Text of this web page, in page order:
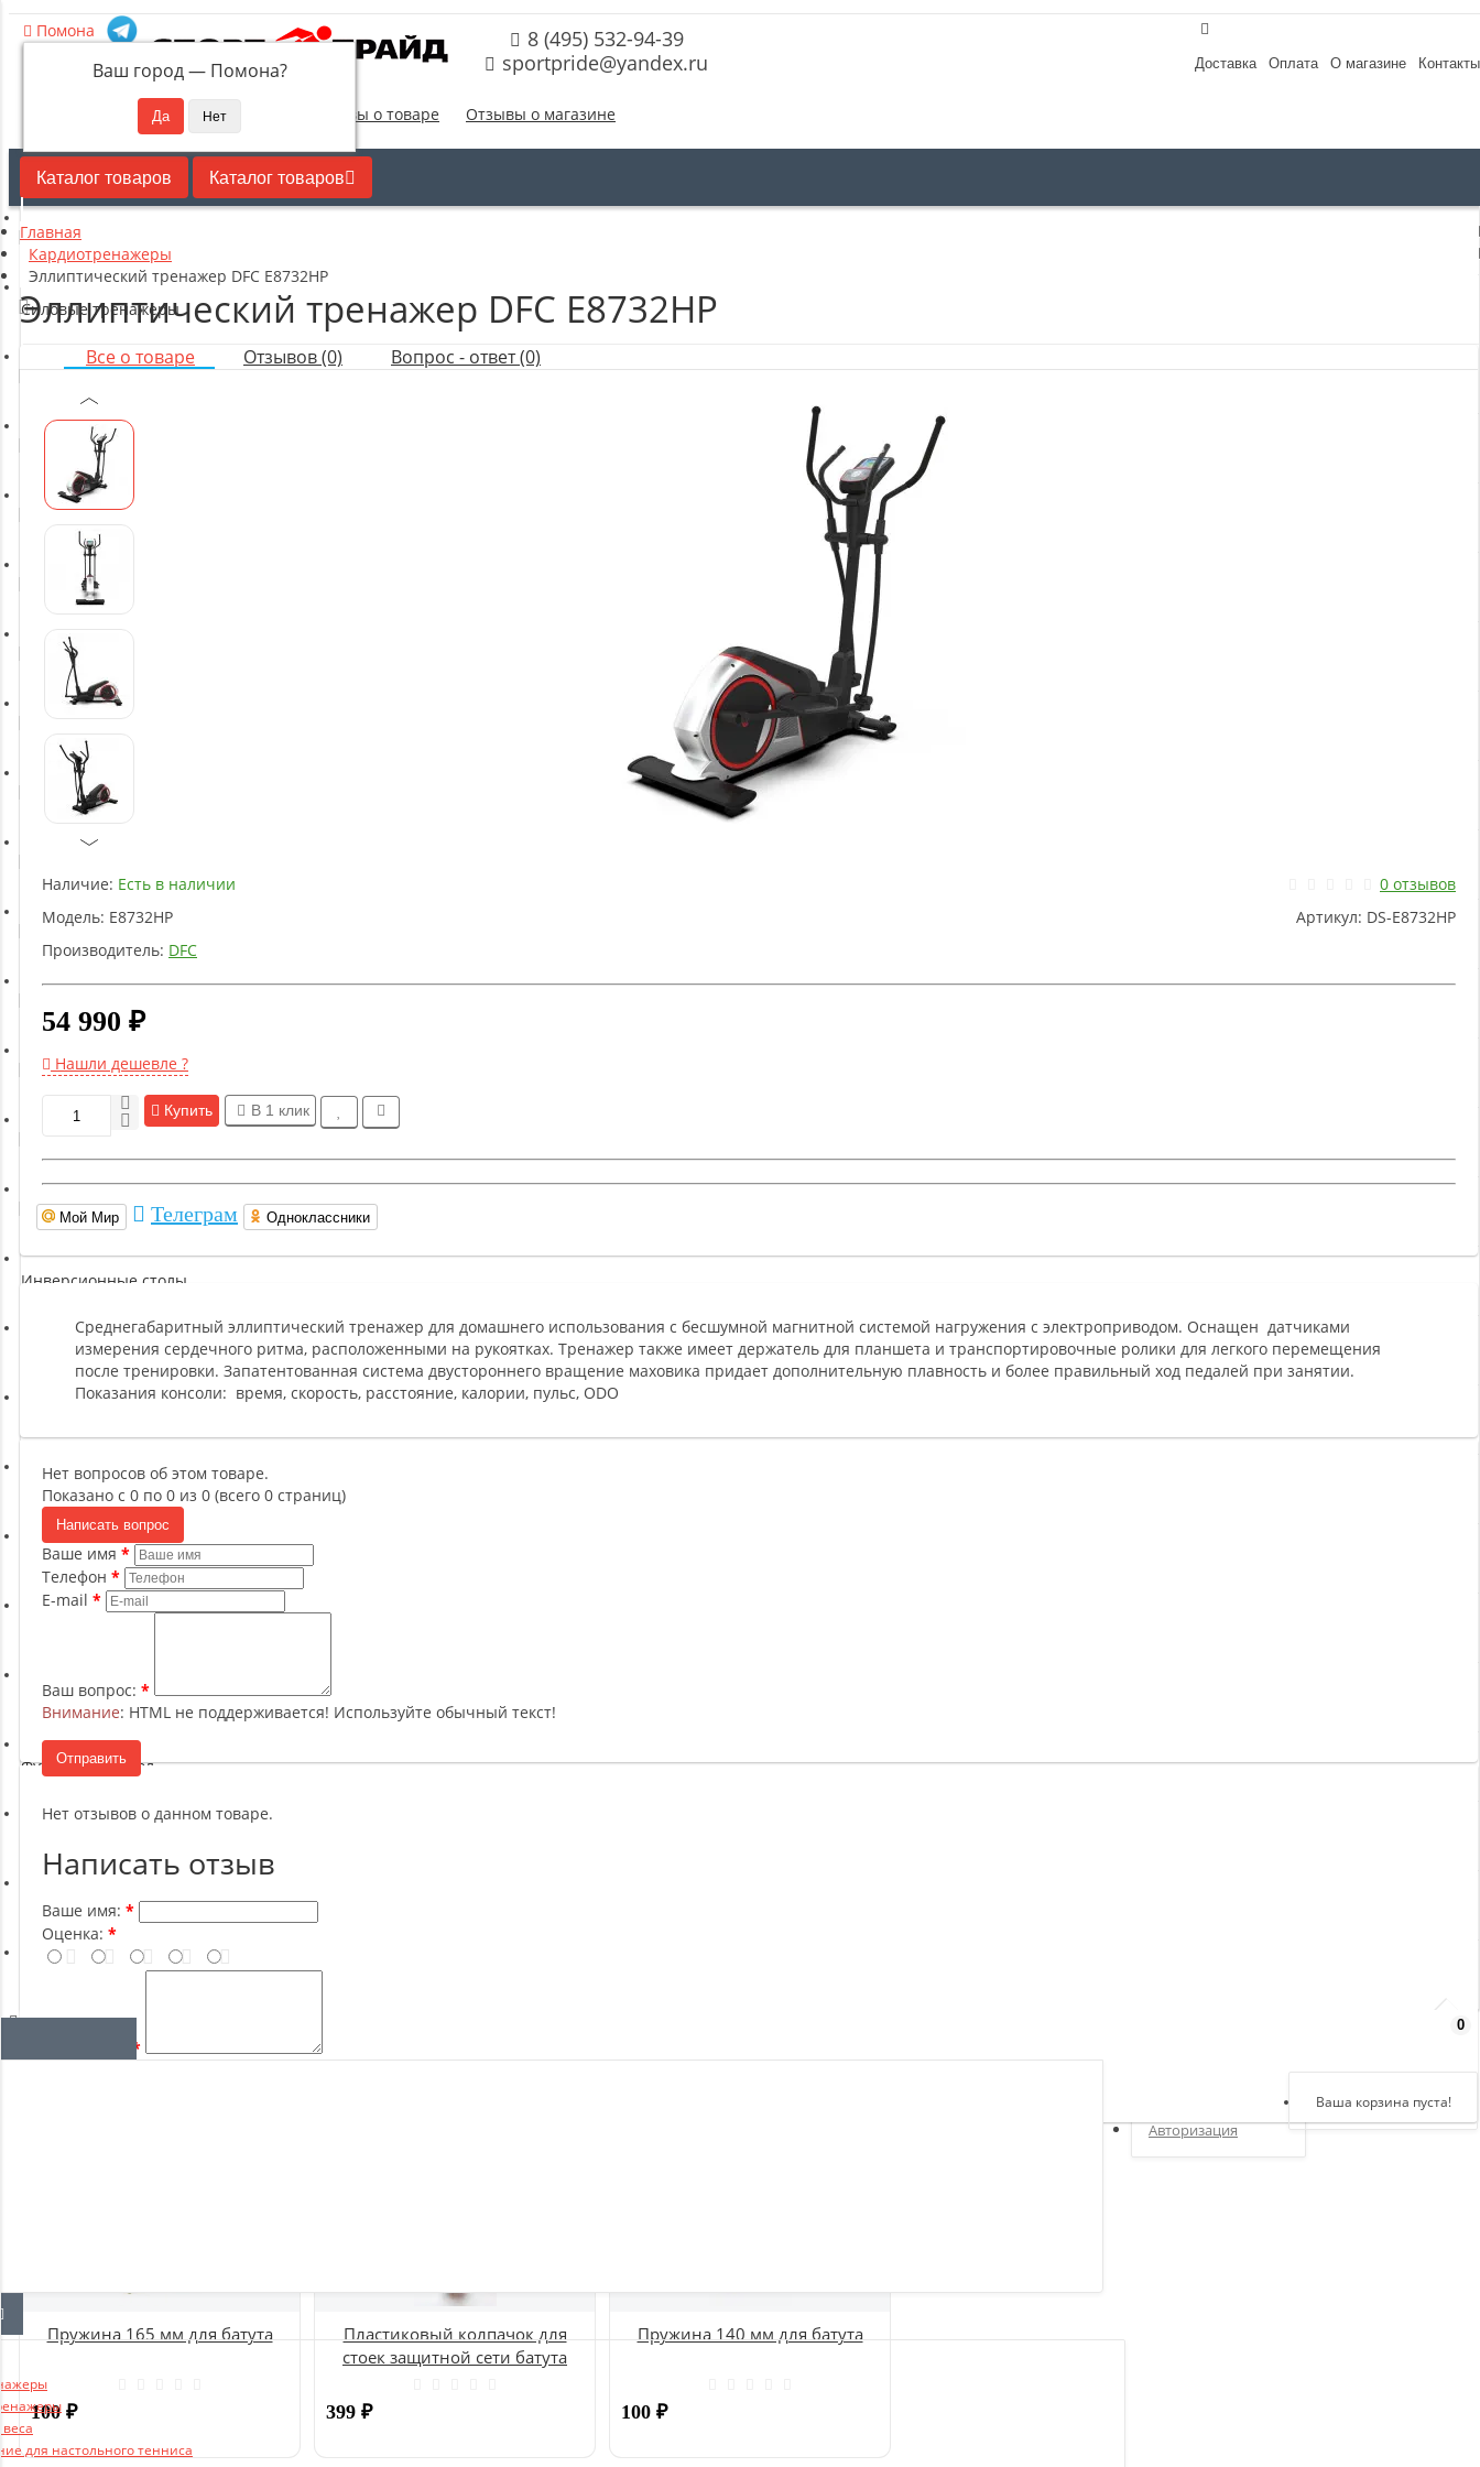
Доставка Оплата О магазине Контакты
Помона
Ваш город — Помона?
8 (495) 532-94-39
sportpride@yandex.ru
Новинки Отзывы о товаре Отзывы о магазине
Каталог товаров Каталог товаров
Кардиотренажеры
Силовые тренажеры
Оборудование для настольного тенниса
Батуты
Баскетбольное оборудование
Массажное оборудование
Игротека
Детское оборудование
Аэробика и фитнес
Функциональный тренинг
Йога и пилатес
Бокс и единоборства
Инверсионные столы
Легкая атлетика
Ремни, Пояса и Упряжи
Сапборды
Системы хранения
Футбол и гандбол
Отзывы о товаре
Отзывы о магазине
для настольного тенниса
Авторизация
0
Ваша корзина пуста!
Главная
Кардиотренажеры
Эллиптический тренажер DFC E8732HP
Эллиптический тренажер DFC E8732HP
Все о товаре Отзывов (0) Вопрос - ответ (0)
Наличие: Есть в наличии
0 отзывов
Модель: E8732HP Артикул: DS-E8732HP
Производитель: DFC
54 990 ₽
Нашли дешевле ?
Купить В 1 клик
Мой Мир Телеграм Одноклассники
Среднегабаритный эллиптический тренажер для домашнего использования с бесшумной магнитной системой нагружения с электроприводом. Оснащен датчиками
измерения сердечного ритма, расположенными на рукоятках. Тренажер также имеет держатель для планшета и транспортировочные ролики для легкого перемещения
после тренировки. Запатентованная система двустороннего вращение маховика придает дополнительную плавность и более правильный ход педалей при занятии.
Показания консоли: время, скорость, расстояние, калории, пульс, ODO
Нет вопросов об этом товаре.
Показано с 0 по 0 из 0 (всего 0 страниц)
Написать вопрос
Ваше имя
Телефон
E-mail
Ваш вопрос:
Внимание: HTML не поддерживается! Используйте обычный текст!
Отправить
Нет отзывов о данном товаре.
Написать отзыв
Ваше имя:
Оценка:
Пружина 165 мм для батута
100₽
Пластиковый колпачок для
стоек защитной сети батута
399 ₽
Пружина 140 мм для батута
100 ₽